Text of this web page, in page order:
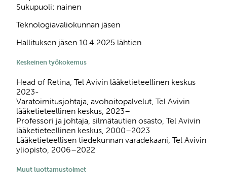
Sukupuoli: nainen
Teknologiavaliokunnan jäsen
Hallituksen jäsen 10.4.2025 lähtien
Keskeinen työkokemus
Head of Retina, Tel Avivin lääketieteellinen keskus
2023-
Varatoimitusjohtaja, avohoitopalvelut, Tel Avivin
lääketieteellinen keskus, 2023–
Professori ja johtaja, silmätautien osasto, Tel Avivin
lääketieteellinen keskus, 2000–2023
Lääketieteellisen tiedekunnan varadekaani, Tel Avivin
yliopisto, 2006–2022
Muut luottamustoimet